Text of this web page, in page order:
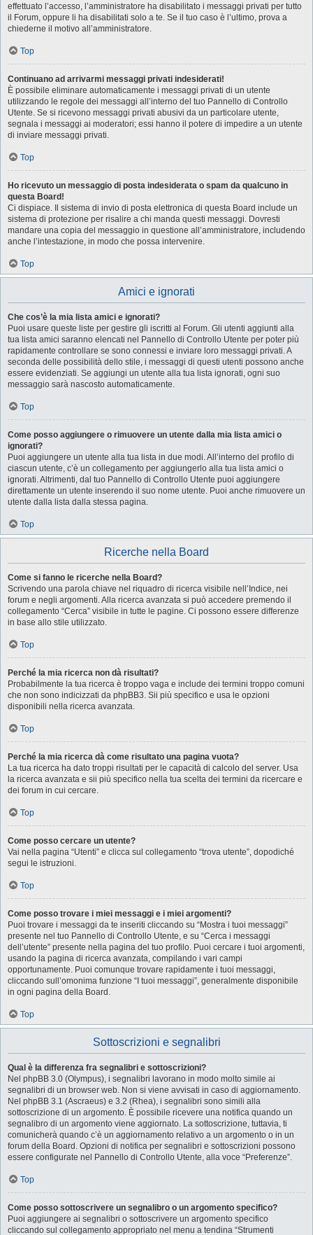
effettuato l’accesso, l’amministratore ha disabilitato i messaggi privati per tutto
il Forum, oppure li ha disabilitati solo a te. Se il tuo caso è l’ultimo, prova a
chiederne il motivo all’amministratore.
Top
Continuano ad arrivarmi messaggi privati indesiderati!
È possibile eliminare automaticamente i messaggi privati ​​di un utente
utilizzando le regole dei messaggi all’interno del tuo Pannello di Controllo
Utente. Se si ricevono messaggi privati ​​abusivi da un particolare utente,
segnala i messaggi ai moderatori; essi hanno il potere di impedire a un utente
di inviare messaggi privati​​.
Top
Ho ricevuto un messaggio di posta indesiderata o spam da qualcuno in
questa Board!
Ci dispiace. Il sistema di invio di posta elettronica di questa Board include un
sistema di protezione per risalire a chi manda questi messaggi. Dovresti
mandare una copia del messaggio in questione all’amministratore, includendo
anche l’intestazione, in modo che possa intervenire.
Top
Amici e ignorati
Che cos’è la mia lista amici e ignorati?
Puoi usare queste liste per gestire gli iscritti al Forum. Gli utenti aggiunti alla
tua lista amici saranno elencati nel Pannello di Controllo Utente per poter più
rapidamente controllare se sono connessi e inviare loro messaggi privati. A
seconda delle possibilità dello stile, i messaggi di questi utenti possono anche
essere evidenziati. Se aggiungi un utente alla tua lista ignorati, ogni suo
messaggio sarà nascosto automaticamente.
Top
Come posso aggiungere o rimuovere un utente dalla mia lista amici o
ignorati?
Puoi aggiungere un utente alla tua lista in due modi. All’interno del profilo di
ciascun utente, c’è un collegamento per aggiungerlo alla tua lista amici o
ignorati. Altrimenti, dal tuo Pannello di Controllo Utente puoi aggiungere
direttamente un utente inserendo il suo nome utente. Puoi anche rimuovere un
utente dalla lista dalla stessa pagina.
Top
Ricerche nella Board
Come si fanno le ricerche nella Board?
Scrivendo una parola chiave nel riquadro di ricerca visibile nell’Indice, nei
forum e negli argomenti. Alla ricerca avanzata si può accedere premendo il
collegamento “Cerca” visibile in tutte le pagine. Ci possono essere differenze
in base allo stile utilizzato.
Top
Perché la mia ricerca non dà risultati?
Probabilmente la tua ricerca è troppo vaga e include dei termini troppo comuni
che non sono indicizzati da phpBB3. Sii più specifico e usa le opzioni
disponibili nella ricerca avanzata.
Top
Perché la mia ricerca dà come risultato una pagina vuota?
La tua ricerca ha dato troppi risultati per le capacità di calcolo del server. Usa
la ricerca avanzata e sii più specifico nella tua scelta dei termini da ricercare e
dei forum in cui cercare.
Top
Come posso cercare un utente?
Vai nella pagina “Utenti” e clicca sul collegamento “trova utente”, dopodiché
segui le istruzioni.
Top
Come posso trovare i miei messaggi e i miei argomenti?
Puoi trovare i messaggi da te inseriti cliccando su “Mostra i tuoi messaggi”
presente nel tuo Pannello di Controllo Utente, e su “Cerca i messaggi
dell’utente” presente nella pagina del tuo profilo. Puoi cercare i tuoi argomenti,
usando la pagina di ricerca avanzata, compilando i vari campi
opportunamente. Puoi comunque trovare rapidamente i tuoi messaggi,
cliccando sull’omonima funzione “I tuoi messaggi”, generalmente disponibile
in ogni pagina della Board.
Top
Sottoscrizioni e segnalibri
Qual è la differenza fra segnalibri e sottoscrizioni?
Nel phpBB 3.0 (Olympus), i segnalibri lavorano in modo molto simile ai
segnalibri di un browser web. Non si viene avvisati in caso di aggiornamento.
Nel phpBB 3.1 (Ascraeus) e 3.2 (Rhea), i segnalibri sono simili alla
sottoscrizione di un argomento. È possibile ricevere una notifica quando un
segnalibro di un argomento viene aggiornato. La sottoscrizione, tuttavia, ti
comunicherà quando c’è un aggiornamento relativo a un argomento o in un
forum della Board. Opzioni di notifica per segnalibri e sottoscrizioni possono
essere configurate nel Pannello di Controllo Utente, alla voce “Preferenze”.
Top
Come posso sottoscrivere un segnalibro o un argomento specifico?
Puoi aggiungere ai segnalibri o sottoscrivere un argomento specifico
cliccando sul collegamento appropriato nel menu a tendina “Strumenti